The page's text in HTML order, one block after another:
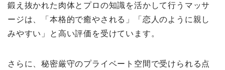
鍛え抜かれた肉体とプロの知識を活かして行うマッサ
ージは、「本格的で癒やされる」「恋人のように親し
みやすい」と高い評価を受けています。
さらに、秘密厳守のプライベート空間で受けられる点